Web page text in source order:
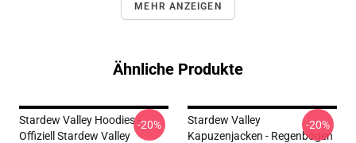
MEHR ANZEIGEN
Ähnliche Produkte
Stardew Valley Hoodies -
Offiziell Stardew Valley
-20%
Stardew Valley
Kapuzenjacken - Regenbogen
-20%